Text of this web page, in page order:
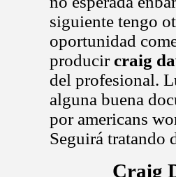
siguiente tengo
oportunidad
producircraig
del profesional.
alguna buena
por americans
Seguirá tratando
Craig